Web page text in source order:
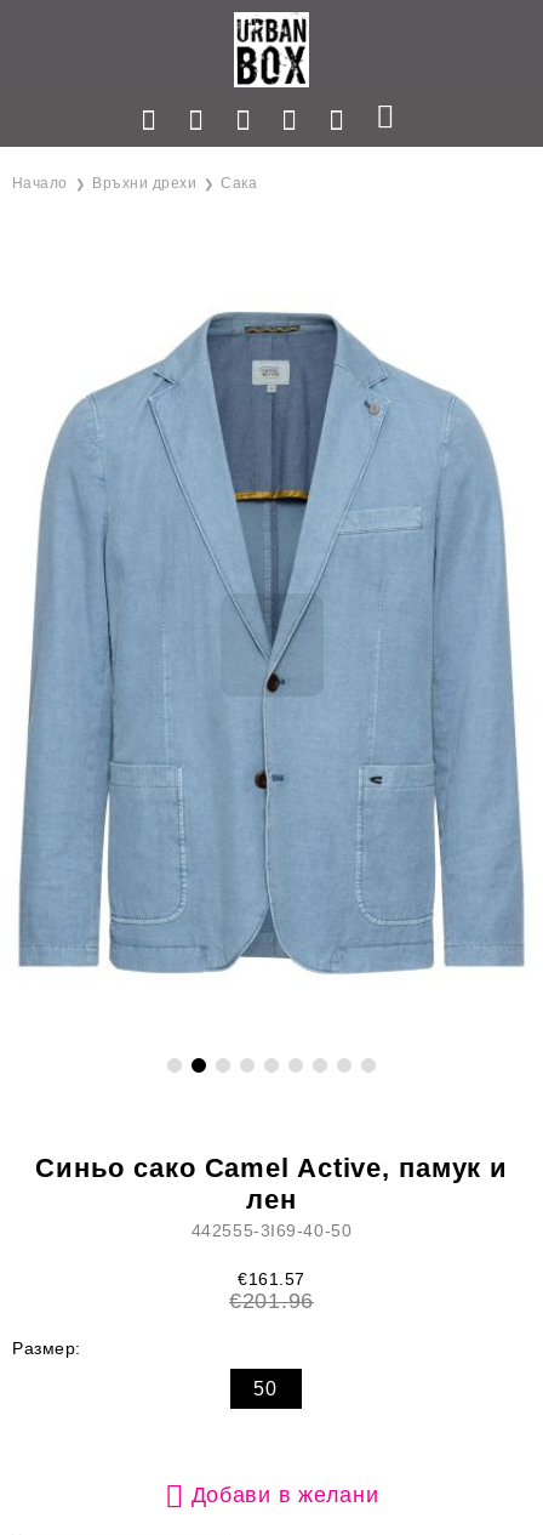
Начало Връхни дрехи Сака
Синьо сако Camel Active, памук и
лен
442555-3I69-40-50
€161.57
€201.96
Размер:
50
Добави в желани